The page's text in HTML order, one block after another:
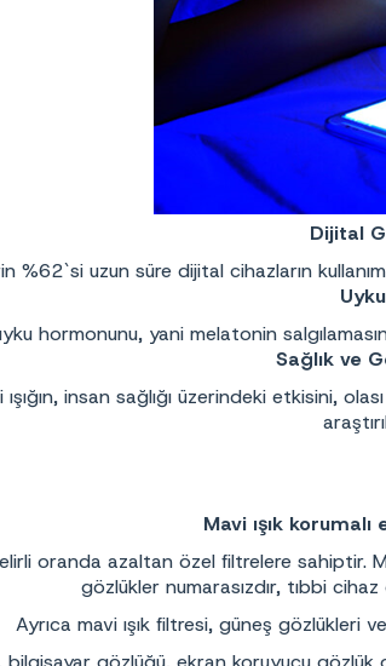
Dijital
%62`si uzun süre dijital cihazların
hormonunu, yani melatonin
Sağlık ve
ışığın, insan sağlığı üzerindeki etkisini,
Mavi ışık
belirli oranda azaltan özel filtrelere
gözlükler numarasızdır, tıbbi
Ayrıca mavi ışık filtresi, güneş gözlükleri